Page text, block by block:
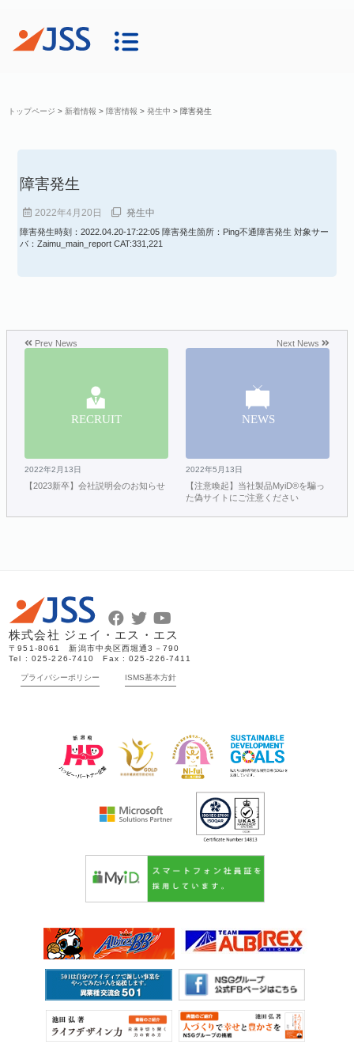
トップページ > 新着情報 > 障害情報 > 発生中 > 障害発生
障害発生
2022年4月20日 発生中
障害発生時刻：2022.04.20-17:22:05 障害発生箇所：Ping不通障害発生 対象サー
バ：Zaimu_main_report CAT:331,221
Prev News
2022年2月13日
【2023新卒】会社説明会のお知らせ
Next News
2022年5月13日
【注意喚起】当社製品MyiD®を騙っ
た偽サイトにご注意ください
株式会社 ジェイ・エス・エス
〒951-8061 新潟市中央区西堀通3－790
Tel : 025-226-7410 Fax : 025-226-7411
プライバシーポリシー ISMS基本方針